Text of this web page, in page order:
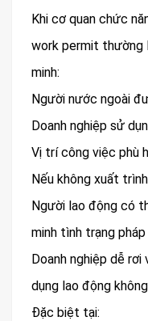
Khi cơ quan chức
work permit thường
minh:
Người nước ngoài
Doanh nghiệp sử
Vị trí công việc phù
Nếu không xuất
Người lao động có
minh tình trạng pháp
Doanh nghiệp dễ
dụng lao động
Đặc biệt tại: